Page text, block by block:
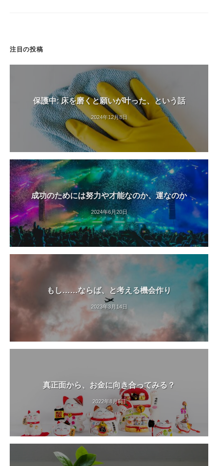
注目の投稿
保護中: 床を磨くと願いが叶った、という話
2024年12月8日
成功のためには努力や才能なのか、運なのか
2024年6月20日
もし……ならば、と考える機会作り
2023年3月14日
真正面から、お金に向き合ってみる？
2022年8月8日